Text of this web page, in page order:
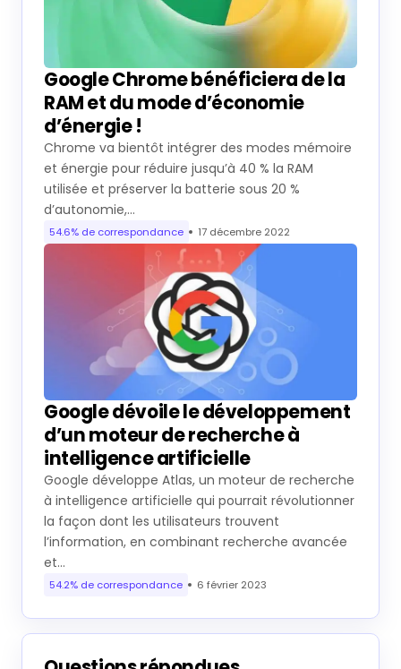
Google Chrome bénéficiera de la
RAM et du mode d’économie
d’énergie !
Chrome va bientôt intégrer des modes mémoire
et énergie pour réduire jusqu’à 40 % la RAM
utilisée et préserver la batterie sous 20 %
d’autonomie,…
54.6% de correspondance 17 décembre 2022
Google dévoile le développement
d’un moteur de recherche à
intelligence artificielle
Google développe Atlas, un moteur de recherche
à intelligence artificielle qui pourrait révolutionner
la façon dont les utilisateurs trouvent
l’information, en combinant recherche avancée
et…